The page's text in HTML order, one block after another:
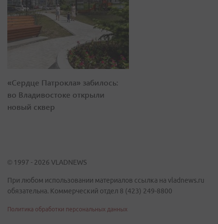
«Сердце Патрокла» забилось:
во Владивостоке открыли
новый сквер
© 1997 - 2026 VLADNEWS
При любом использовании материалов ссылка на vladnews.ru
обязательна. Коммерческий отдел 8 (423) 249-8800
Политика обработки персональных данных